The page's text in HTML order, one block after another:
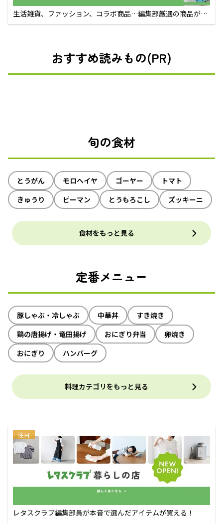
生活雑貨、ファッション、コラボ商品…編集部厳選の商品が買
えるECサイト
おすすめ読みもの(PR)
旬の食材
とうがん モロヘイヤ ゴーヤー
トマト
きゅうり
ピーマン とうもろこし ズッキーニ
食材をもっと見る
定番メニュー
豚しゃぶ・冷しゃぶ 中華丼
すき焼き
鶏の唐揚げ・竜田揚げ
おにぎり弁当
卵焼き
おにぎり
ハンバーグ
料理カテゴリをもっと見る
注目
レタスクラブ編集部員が本音で選んだアイテムが買える！